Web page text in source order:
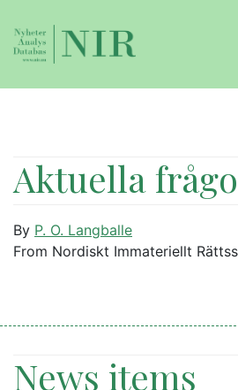
Aktuella
By P. O. Langballe
From Nordiskt Immateriellt
News items